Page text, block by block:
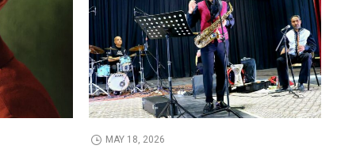
MAY 18, 2026